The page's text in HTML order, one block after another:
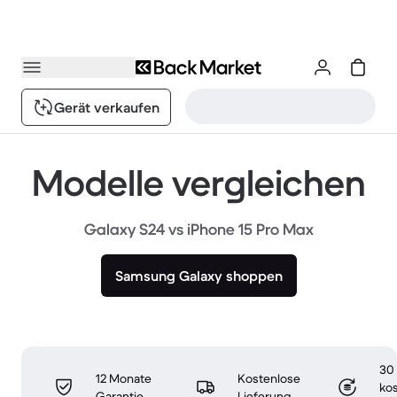
Gerät verkaufen
Modelle vergleichen
Galaxy S24 vs iPhone 15 Pro Max
Samsung Galaxy shoppen
12 Monate
Kostenlose
30